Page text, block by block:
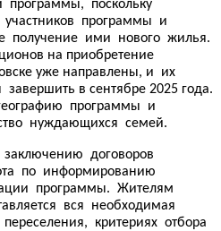
поскольку
участников программы и
получение ими нового жилья.
на приобретение
уже направлены, и их
в сентябре 2025 года.
программы и
нуждающихся семей.
договоров
по информированию
программы. Жителям
вся необходимая
критериях отбора